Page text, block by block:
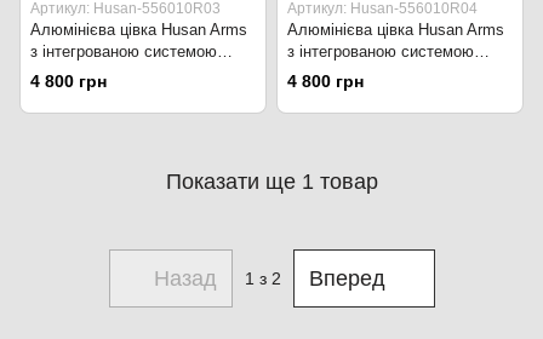
Артикул: Husan-556010R03
Алюмінієва цівка Husan Arms
з інтегрованою системою
рейок 1, AL6013 довжиною 12
дюймів з покриттям Ceracote.
Чорний
4 800 грн
Артикул: Husan-556010R04
Алюмінієва цівка Husan Arms
з інтегрованою системою
рейок 1, AL6013 довжиною 10
дюймів з покриттям Ceracote.
Чорний
4 800 грн
Показати ще 1 товар
Назад 1 з 2 Вперед